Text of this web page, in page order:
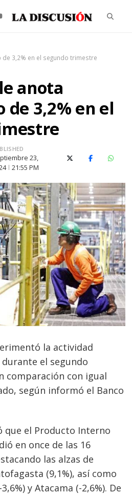
3,2% en el segundo trimestre
anota
3,2% en el
23,
21:55 PM
X (Twitter)Facebook
la actividad
el segundo
comparación con igual
según informó el Banco
que el Producto Interno
en once de las 16
las alzas de
(9,1%), así como
y Atacama (-2,6%). De